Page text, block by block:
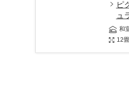
ピ
ュ
和
12畳